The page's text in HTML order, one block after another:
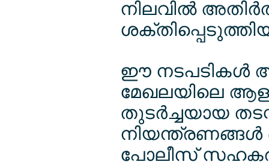
നിലവില്‍
ഈ നടപടികള്‍
മേഖലയിലെ
തുടര്‍ച്ചയായ
നിയന്ത്രണങ്ങള്‍
പോലീസ്